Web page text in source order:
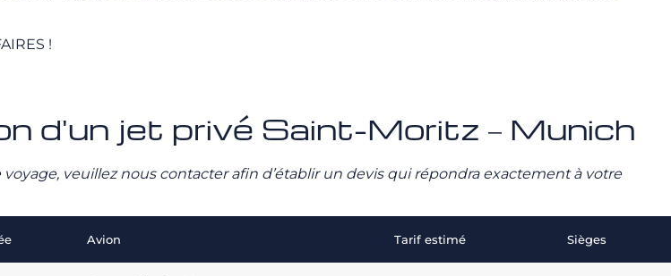
!
d'un jet privé Saint-Moritz – Munich
veuillez nous contacter afin d’établir un devis qui répondra exactement à votre
Avion Tarif estimé Sièges